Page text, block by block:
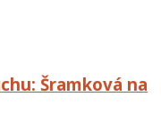
Šramková na